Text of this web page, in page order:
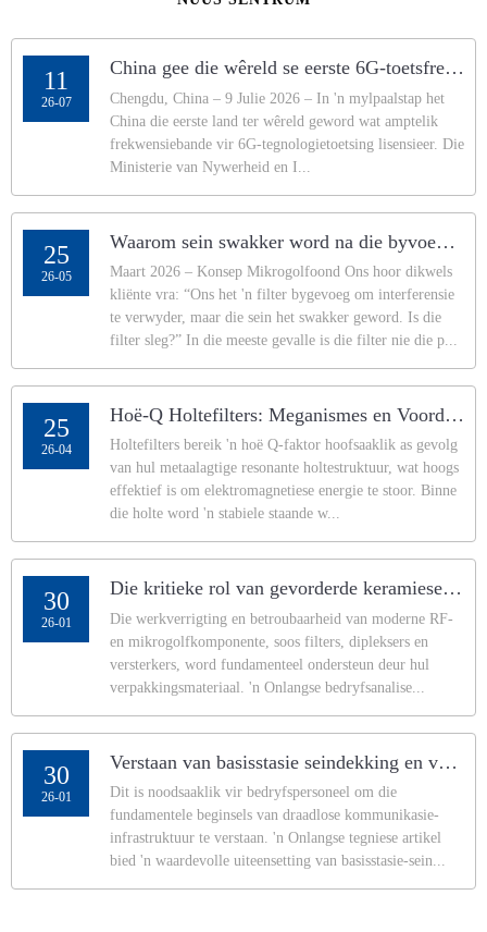
11
26-07
China gee die wêreld se eerste 6G-toetsfrekwensies toe, kommersiële gebruik word verwag
Chengdu, China – 9 Julie 2026 – In 'n mylpaalstap het
China die eerste land ter wêreld geword wat amptelik
frekwensiebande vir 6G-tegnologietoetsing lisensieer. Die
Ministerie van Nywerheid en I...
25
26-05
Waarom sein swakker word na die byvoeging van 'n filter – Ingenieursinsigte van Concept Microwave
Maart 2026 – Konsep Mikrogolfoond Ons hoor dikwels
kliënte vra: “Ons het 'n filter bygevoeg om interferensie
te verwyder, maar die sein het swakker geword. Is die
filter sleg?” In die meeste gevalle is die filter nie die p...
25
26-04
Hoë-Q Holtefilters: Meganismes en Voordele
Holtefilters bereik 'n hoë Q-faktor hoofsaaklik as gevolg
van hul metaalagtige resonante holtestruktuur, wat hoogs
effektief is om elektromagnetiese energie te stoor. Binne
die holte word 'n stabiele staande w...
30
26-01
Die kritieke rol van gevorderde keramiese substrate in volgende-generasie RF/mikrogolfkomponente
Die werkverrigting en betroubaarheid van moderne RF-
en mikrogolfkomponente, soos filters, dipleksers en
versterkers, word fundamenteel ondersteun deur hul
verpakkingsmateriaal. 'n Onlangse bedryfsanalise...
30
26-01
Verstaan ​​van basisstasie seindekking en veiligheidsstandaarde
Dit is noodsaaklik vir bedryfspersoneel om die
fundamentele beginsels van draadlose kommunikasie-
infrastruktuur te verstaan. 'n Onlangse tegniese artikel
bied 'n waardevolle uiteensetting van basisstasie-sein...